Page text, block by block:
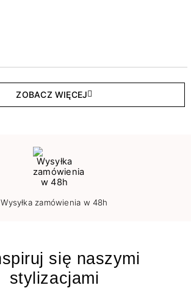
ZOBACZ WIĘCEJ
Wysyłka zamówienia w 48h
się naszymi
stylizacjami